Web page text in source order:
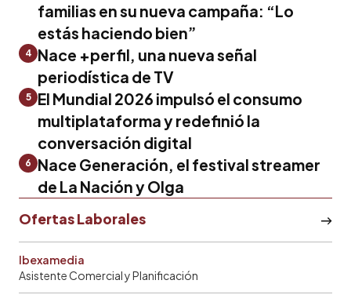
familias en su nueva campaña: “Lo
estás haciendo bien”
4 Nace +perfil, una nueva señal
periodística de TV
5
El Mundial 2026 impulsó el consumo
multiplataforma y redefinió la
conversación digital
6
Nace Generación, el festival streamer
de La Nación y Olga
Ofertas Laborales
Ibexamedia
Asistente Comercial y Planificación